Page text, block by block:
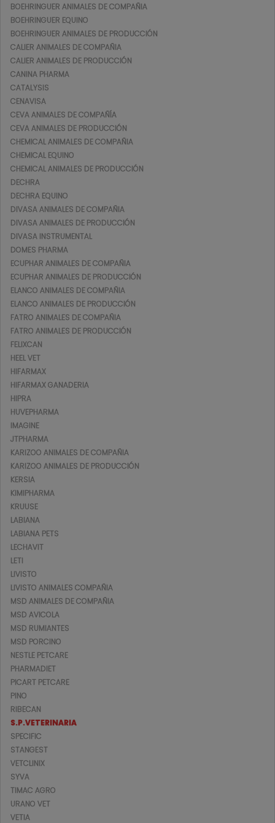
BOEHRINGUER ANIMALES DE COMPAÑIA
BOEHRINGUER EQUINO
BOEHRINGUER ANIMALES DE PRODUCCIÓN
CALIER ANIMALES DE COMPAÑIA
CALIER ANIMALES DE PRODUCCIÓN
CANINA PHARMA
CATALYSIS
CENAVISA
CEVA ANIMALES DE COMPAÑÍA
CEVA ANIMALES DE PRODUCCIÓN
CHEMICAL ANIMALES DE COMPAÑIA
CHEMICAL EQUINO
CHEMICAL ANIMALES DE PRODUCCIÓN
DECHRA
DECHRA EQUINO
DIVASA ANIMALES DE COMPAÑIA
DIVASA ANIMALES DE PRODUCCIÓN
DIVASA INSTRUMENTAL
DOMES PHARMA
ECUPHAR ANIMALES DE COMPAÑIA
ECUPHAR ANIMALES DE PRODUCCIÓN
ELANCO ANIMALES DE COMPAÑIA
ELANCO ANIMALES DE PRODUCCIÓN
FATRO ANIMALES DE COMPAÑIA
FATRO ANIMALES DE PRODUCCIÓN
FELIXCAN
HEEL VET
HIFARMAX
HIFARMAX GANADERIA
HIPRA
HUVEPHARMA
IMAGINE
JTPHARMA
KARIZOO ANIMALES DE COMPAÑIA
KARIZOO ANIMALES DE PRODUCCIÓN
KERSIA
KIMIPHARMA
KRUUSE
LABIANA
LABIANA PETS
LECHAVIT
LETI
LIVISTO
LIVISTO ANIMALES COMPAÑIA
MSD ANIMALES DE COMPAÑIA
MSD AVICOLA
MSD RUMIANTES
MSD PORCINO
NESTLE PETCARE
PHARMADIET
PICART PETCARE
PINO
RIBECAN
S.P.VETERINARIA
SPECIFIC
STANGEST
VETCLINIX
SYVA
TIMAC AGRO
URANO VET
VETIA